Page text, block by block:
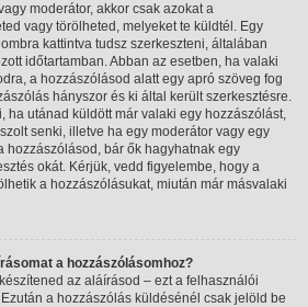
moderátor, akkor csak azokat a
vagy törölheted, melyeket te küldtél. Egy
kattintva tudsz szerkeszteni, általában
időtartamban. Abban az esetben, ha valaki
a hozzászólásod alatt egy apró szöveg fog
hányszor és ki által került szerkesztésre.
ha utánad küldött már valaki egy hozzászólást,
senki, illetve ha egy moderátor vagy egy
hozzászólásod, bár ők hagyhatnak egy
okát. Kérjük, vedd figyelembe, hogy a
a hozzászólásukat, miután már másvalaki
a hozzászólásomhoz?
az aláírásod – ezt a felhasználói
a hozzászólás küldésénél csak jelöld be